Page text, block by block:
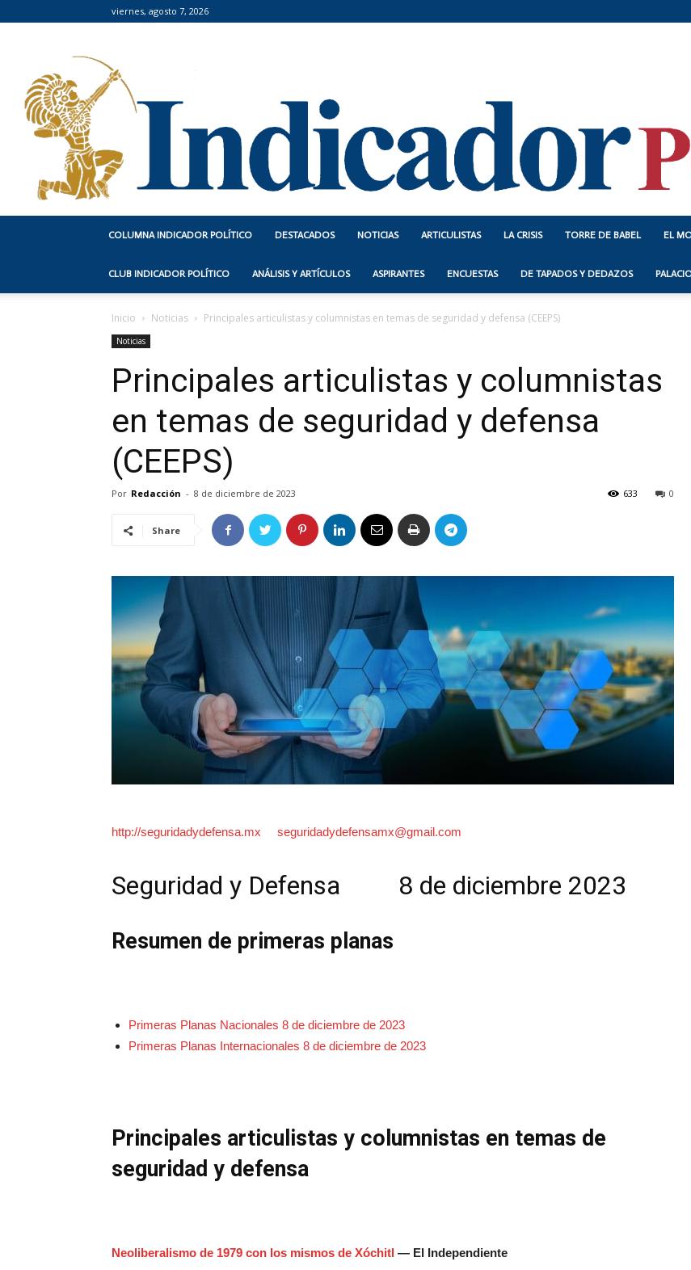
viernes, agosto 7, 2026
Indicador
Político
COLUMNA INDICADOR POLÍTICO DESTACADOS NOTICIAS ARTICULISTAS LA CRISIS TORRE DE BABEL EL
CLUB INDICADOR POLÍTICO ANÁLISIS Y ARTÍCULOS ASPIRANTES ENCUESTAS DE TAPADOS Y DEDAZOS
Inicio Noticias Principales articulistas y columnistas en temas de seguridad y defensa (CEEPS)
Noticias
Principales articulistas y columnistas
en temas de seguridad y defensa
(CEEPS)
Por Redacción - 8 de diciembre de 2023 0
633
Share
http://seguridadydefensa.mx seguridadydefensamx@gmail.com
Seguridad y Defensa 8 de diciembre 2023
Resumen de primeras planas
Primeras Planas Nacionales 8 de diciembre de 2023
Primeras Planas Internacionales 8 de diciembre de 2023
Principales articulistas y columnistas en temas de
seguridad y defensa
Neoliberalismo de 1979 con los mismos de Xóchitl — El Independiente